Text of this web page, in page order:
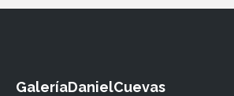
GaleríaDanielCuevas